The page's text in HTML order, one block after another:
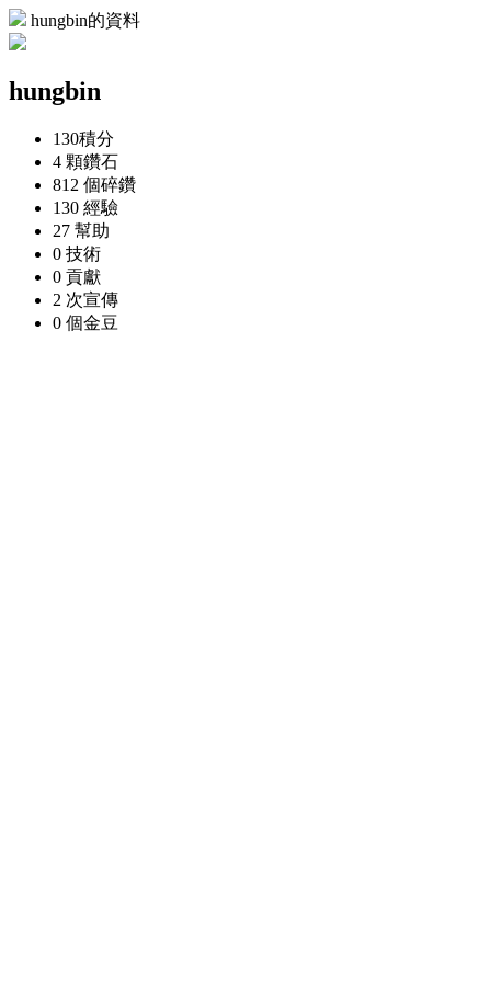
hungbin的資料
hungbin
130積分
4 顆鑽石
812 個碎鑽
130 經驗
27 幫助
0 技術
0 貢獻
2 次宣傳
0 個金豆